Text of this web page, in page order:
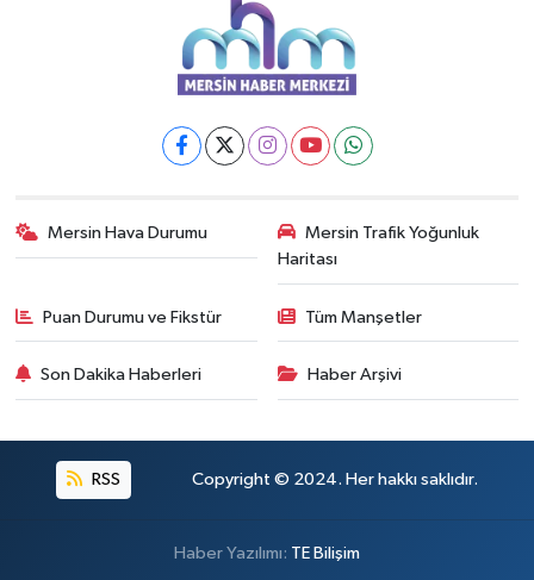
Mersin Hava Durumu
Mersin Trafik Yoğunluk
Haritası
Puan Durumu ve Fikstür Tüm Manşetler
Son Dakika Haberleri Haber Arşivi
RSS Copyright © 2024. Her hakkı saklıdır.
Haber Yazılımı: TE Bilişim